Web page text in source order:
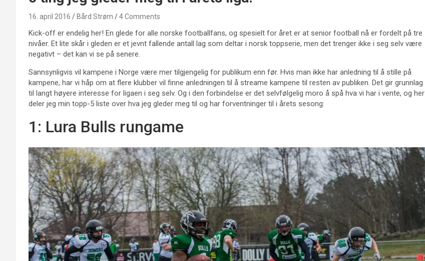
16. april 2016 Bård Strøm 4 Comments
Kick-off er endelig her! En glede for alle norske footballfans, og spesielt for året er at senior football nå er fordelt på tre
nivåer. Et lite skår i gleden er et jevnt fallende antall lag som deltar i norsk toppserie, men det trenger ikke i seg selv være
negativt – det kan vi se på senere.
Sannsynligvis vil kampene i Norge være mer tilgjengelig for publikum enn før. Hvis man ikke har anledning til å stille på
kampene, har vi håp om at flere klubber vil finne anledningen til å streame kampene til resten av publiken. Det gir grunnlag
til langt høyere interesse for ligaen i seg selv. Og i den forbindelse er det selvfølgelig moro å spå hva vi har i vente, og her
deler jeg min topp-5 liste over hva jeg gleder meg til og har forventninger til i årets sesong:
1: Lura Bulls rungame